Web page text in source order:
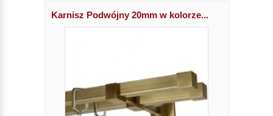
Karnisz Podwójny 20mm w kolorze...